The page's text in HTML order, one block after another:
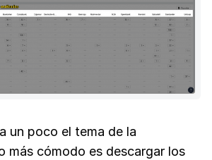
un poco el tema de la
más cómodo es descargar los